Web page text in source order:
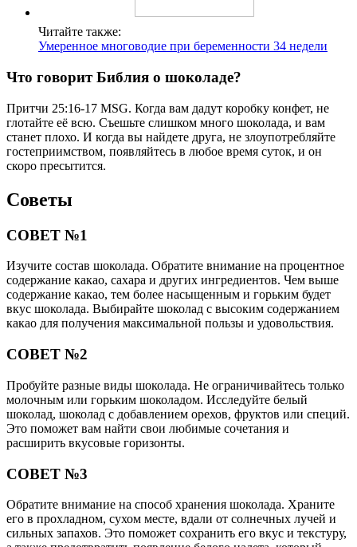
Читайте также:
Умеренное многоводие при беременности 34 недели
Что говорит Библия о шоколаде?
Притчи 25:16-17 MSG. Когда вам дадут коробку конфет, не
глотайте её всю. Съешьте слишком много шоколада, и вам
станет плохо. И когда вы найдете друга, не злоупотребляйте
гостеприимством, появляйтесь в любое время суток, и он
скоро пресытится.
Советы
СОВЕТ №1
Изучите состав шоколада. Обратите внимание на процентное
содержание какао, сахара и других ингредиентов. Чем выше
содержание какао, тем более насыщенным и горьким будет
вкус шоколада. Выбирайте шоколад с высоким содержанием
какао для получения максимальной пользы и удовольствия.
СОВЕТ №2
Пробуйте разные виды шоколада. Не ограничивайтесь только
молочным или горьким шоколадом. Исследуйте белый
шоколад, шоколад с добавлением орехов, фруктов или специй.
Это поможет вам найти свои любимые сочетания и
расширить вкусовые горизонты.
СОВЕТ №3
Обратите внимание на способ хранения шоколада. Храните
его в прохладном, сухом месте, вдали от солнечных лучей и
сильных запахов. Это поможет сохранить его вкус и текстуру,